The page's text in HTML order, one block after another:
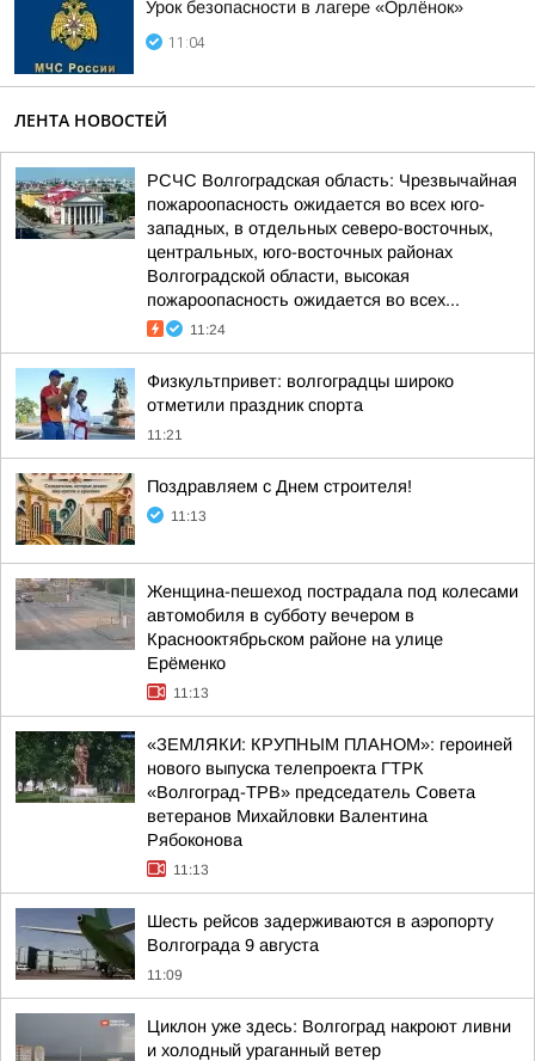
Урок безопасности в лагере «Орлёнок»
11:04
ЛЕНТА НОВОСТЕЙ
РСЧС Волгоградская область: Чрезвычайная
пожароопасность ожидается во всех юго-
западных, в отдельных северо-восточных,
центральных, юго-восточных районах
Волгоградской области, высокая
пожароопасность ожидается во всех...
11:24
Физкультпривет: волгоградцы широко
отметили праздник спорта
11:21
Поздравляем с Днем строителя!
11:13
Женщина-пешеход пострадала под колесами
автомобиля в субботу вечером в
Краснооктябрьском районе на улице
Ерёменко
11:13
«ЗЕМЛЯКИ: КРУПНЫМ ПЛАНОМ»: героиней
нового выпуска телепроекта ГТРК
«Волгоград-ТРВ» председатель Совета
ветеранов Михайловки Валентина
Рябоконова
11:13
Шесть рейсов задерживаются в аэропорту
Волгограда 9 августа
11:09
Циклон уже здесь: Волгоград накроют ливни
и холодный ураганный ветер